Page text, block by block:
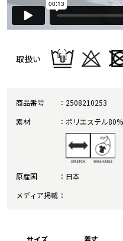
取扱い
商品番号
2508210253
素材
ポリエステル
原産国
日本
メディア掲載